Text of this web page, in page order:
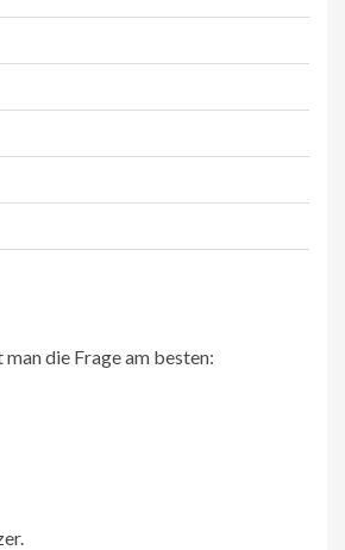
die Frage am besten: